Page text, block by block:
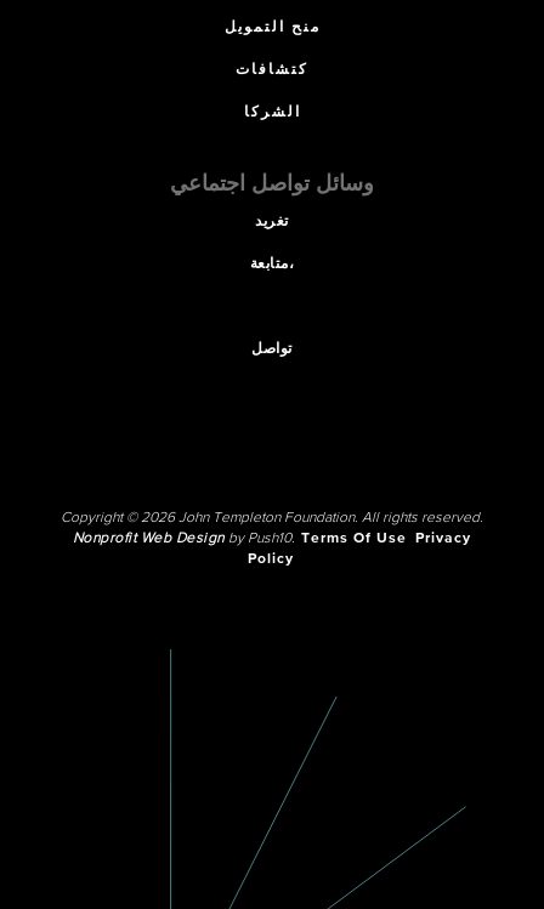
منح التمويل
كتشافات
الشركا
وسائل تواصل اجتماعي
تغريد
متابعة،
تواصل
Copyright © 2026 John Templeton Foundation. All rights reserved.
Nonprofit Web Designby Push10. Terms Of Use
Privacy
Policy